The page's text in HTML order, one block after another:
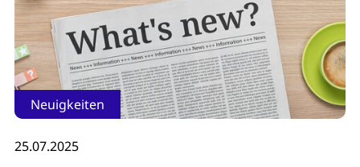
Neuigkeiten
25.07.2025